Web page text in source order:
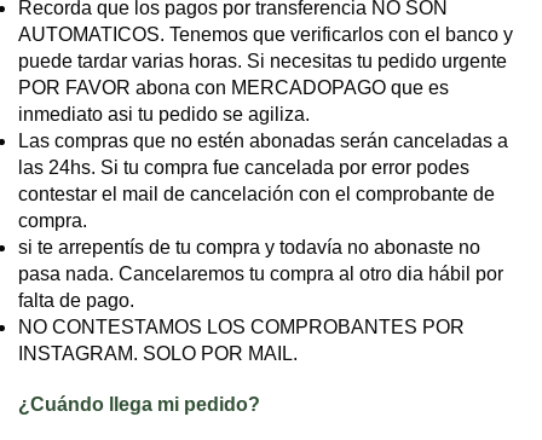
Recorda que los pagos por transferencia NO SON
AUTOMATICOS. Tenemos que verificarlos con el banco y
puede tardar varias horas. Si necesitas tu pedido urgente
POR FAVOR abona con MERCADOPAGO que es
inmediato asi tu pedido se agiliza.
Las compras que no estén abonadas serán canceladas a
las 24hs. Si tu compra fue cancelada por error podes
contestar el mail de cancelación con el comprobante de
compra.
si te arrepentís de tu compra y todavía no abonaste no
pasa nada. Cancelaremos tu compra al otro dia hábil por
falta de pago.
NO CONTESTAMOS LOS COMPROBANTES POR
INSTAGRAM. SOLO POR MAIL.
¿Cuándo llega mi pedido?